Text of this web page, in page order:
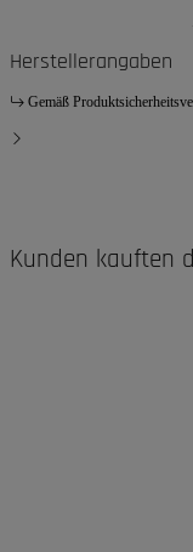
Herstellerangaben
Gemäß
Kunden kauften